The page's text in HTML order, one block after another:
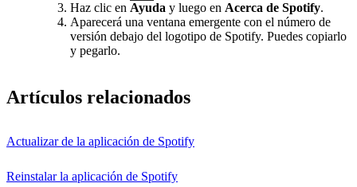
Haz clic en Ayuda y luego en Acerca de Spotify.
Aparecerá una ventana emergente con el número de
versión debajo del logotipo de Spotify. Puedes copiarlo
y pegarlo.
Artículos relacionados
Actualizar de la aplicación de Spotify
Reinstalar la aplicación de Spotify